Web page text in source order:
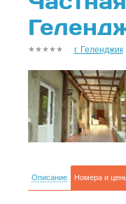
г. Геленджик
Описание Номера и